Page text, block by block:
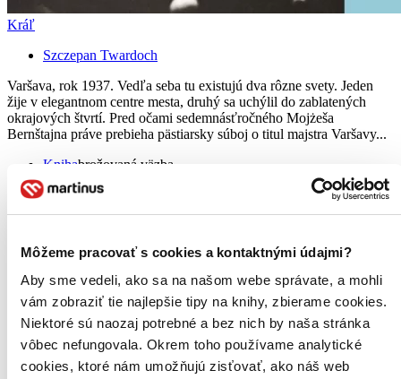
Môžeme pracovať s cookies a kontaktnými údajmi?
Aby sme vedeli, ako sa na našom webe správate, a mohli
vám zobraziť tie najlepšie tipy na knihy, zbierame cookies.
Niektoré sú naozaj potrebné a bez nich by naša stránka
vôbec nefungovala. Okrem toho používame analytické
cookies, ktoré nám umožňujú zisťovať, ako náš web
Kráľ
Szczepan Twardoch
Varšava, rok 1937. Vedľa seba tu existujú dva rôzne svety. Jeden
žije v elegantnom centre mesta, druhý sa uchýlil do zablatených
okrajových štvrtí. Pred očami sedemnásťročného Mojżeša
Bernštajna práve prebieha pästiarsky súboj o titul majstra Varšavy...
Knihabrožovaná väzba
15,90 €
Na sklade 4 ks
Túto knihu máme síce aktuálne na sklade, máme však už iba
Dodanie ďalších môže trvať dlhšie, zvyčajne do týždňa.
Pridať do zoznamu
Vložiť do košíka
E-kniha PDF EPUB MOBI
Predaj skončil
Ach, mrzí nás to, ale platnosť licencie na predaj tohto titulu
vypršala. Nemôžeme ho už bohužiaľ predávať :-(
Pridať do zoznamu